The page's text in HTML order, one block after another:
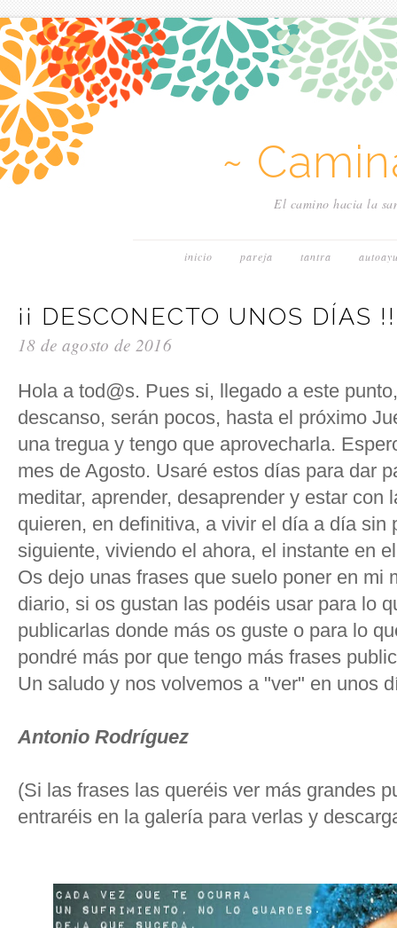
~
El camino hacia la
inicio pareja tantra
¡¡ DESCONECTO UNOS DÍAS !!
18 de agosto de 2016
Hola a tod@s. Pues si, llegado a este
descanso, serán pocos, hasta el próximo
una tregua y tengo que aprovecharla.
mes de Agosto. Usaré estos días para dar
meditar, aprender, desaprender y estar con
quieren, en definitiva, a vivir el día a día sin
siguiente, viviendo el ahora, el instante en
Os dejo unas frases que suelo poner en mi
diario, si os gustan las podéis usar para lo
publicarlas donde más os guste o para lo
pondré más por que tengo más frases
Un saludo y nos volvemos a "ver" en unos
Antonio Rodríguez
(Si las frases las queréis ver más grandes
entraréis en la galería para verlas y